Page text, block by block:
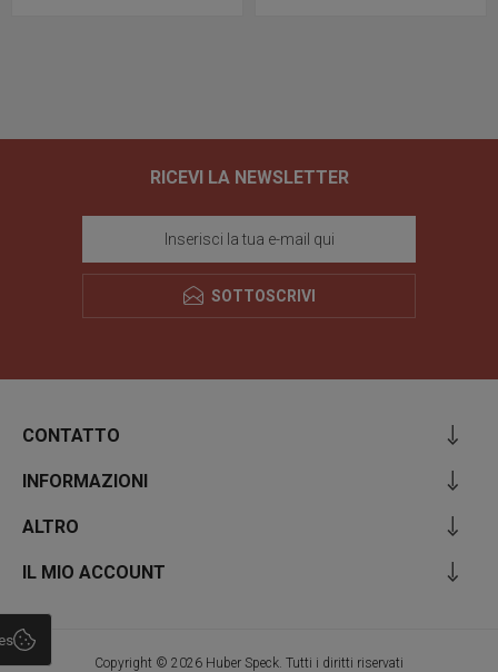
RICEVI LA NEWSLETTER
SOTTOSCRIVI
CONTATTO
INFORMAZIONI
ALTRO
IL MIO ACCOUNT
Copyright © 2026 Huber Speck. Tutti i diritti riservati